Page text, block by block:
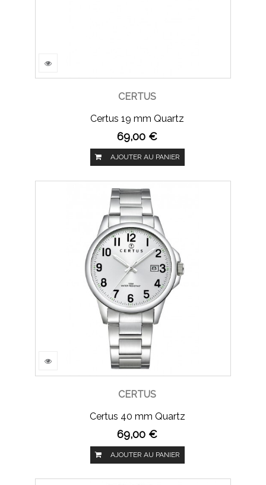
CERTUS
Certus 19 mm Quartz
69,00 €
AJOUTER AU PANIER
CERTUS
Certus 40 mm Quartz
69,00 €
AJOUTER AU PANIER